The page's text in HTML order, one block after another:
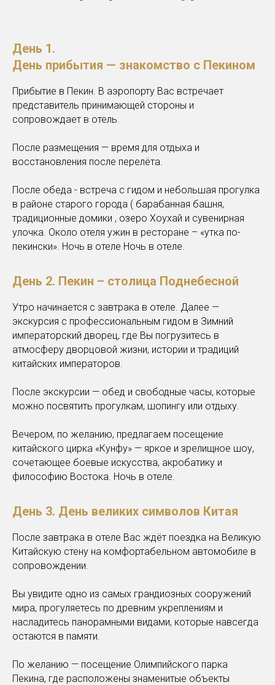
День 1.
День прибытия — знакомство с Пекином
Прибытие в Пекин. В аэропорту Вас встречает
представитель принимающей стороны и
сопровождает в отель.
После размещения — время для отдыха и
восстановления после перелёта.
После обеда - встреча с гидом и небольшая прогулка
в районе старого города ( барабанная башня,
традиционные домики , озеро Хоухай и сувенирная
улочка. Около отеля ужин в ресторане – «утка по-
пекински». Ночь в отеле Ночь в отеле.
День 2. Пекин – столица Поднебесной
Утро начинается с завтрака в отеле. Далее —
экскурсия с профессиональным гидом в Зимний
императорский дворец, где Вы погрузитесь в
атмосферу дворцовой жизни, истории и традиций
китайских императоров.
После экскурсии — обед и свободные часы, которые
можно посвятить прогулкам, шопингу или отдыху.
Вечером, по желанию, предлагаем посещение
китайского цирка «Кунфу» — яркое и зрелищное шоу,
сочетающее боевые искусства, акробатику и
философию Востока. Ночь в отеле.
День 3. День великих символов Китая
После завтрака в отеле Вас ждёт поездка на Великую
Китайскую стену на комфортабельном автомобиле в
сопровождении.
Вы увидите одно из самых грандиозных сооружений
мира, прогуляетесь по древним укреплениям и
насладитесь панорамными видами, которые навсегда
остаются в памяти.
По желанию — посещение Олимпийского парка
Пекина, где расположены знаменитые объекты